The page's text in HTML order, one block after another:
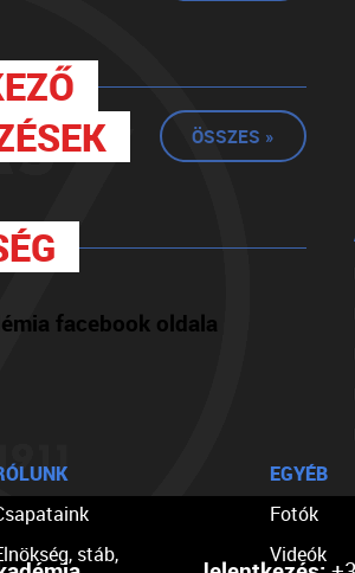
ÖSSZES »
facebook oldala
stáb,
EGYÉB
Fotók
Videók